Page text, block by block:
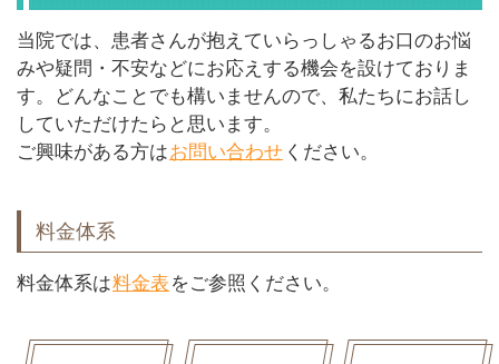
当院では、患者さんが抱えていらっしゃるお口のお悩
みや疑問・不安などにお応えする機会を設けておりま
す。どんなことでも構いませんので、私たちにお話し
していただけたらと思います。
ご興味がある方はお問い合わせ ください。
料金体系
料金体系は料金表 をご参照ください。